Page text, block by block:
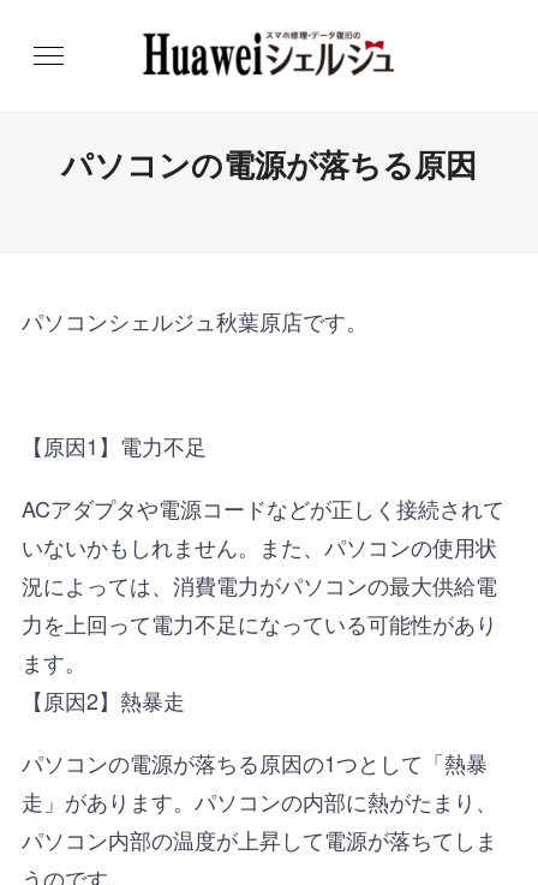
パソコンの電源が落ちる原因
パソコンシェルジュ秋葉原店です。
【原因1】電力不足
ACアダプタや電源コードなどが正しく接続されて
いないかもしれません。また、パソコンの使用状
況によっては、消費電力がパソコンの最大供給電
力を上回って電力不足になっている可能性があり
ます。
【原因2】熱暴走
パソコンの電源が落ちる原因の1つとして「熱暴
走」があります。パソコンの内部に熱がたまり、
パソコン内部の温度が上昇して電源が落ちてしま
うのです。